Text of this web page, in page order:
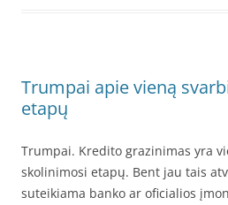
Trumpai apie vieną
etapų
Trumpai. Kredito grazinimas yra
skolinimosi etapų. Bent jau tais
suteikiama banko ar oficialios